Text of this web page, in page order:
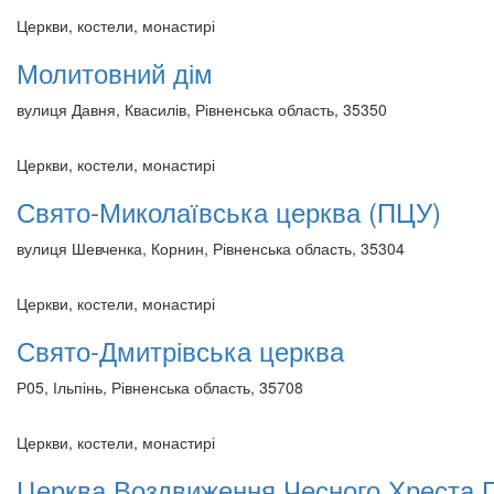
Церкви, костели, монастирі
Молитовний дім
вулиця Давня, Квасилів, Рівненська область, 35350
Церкви, костели, монастирі
Свято-Миколаївська церква (ПЦУ)
вулиця Шевченка, Корнин, Рівненська область, 35304
Церкви, костели, монастирі
Свято-Дмитрівська церква
Р05, Ільпінь, Рівненська область, 35708
Церкви, костели, монастирі